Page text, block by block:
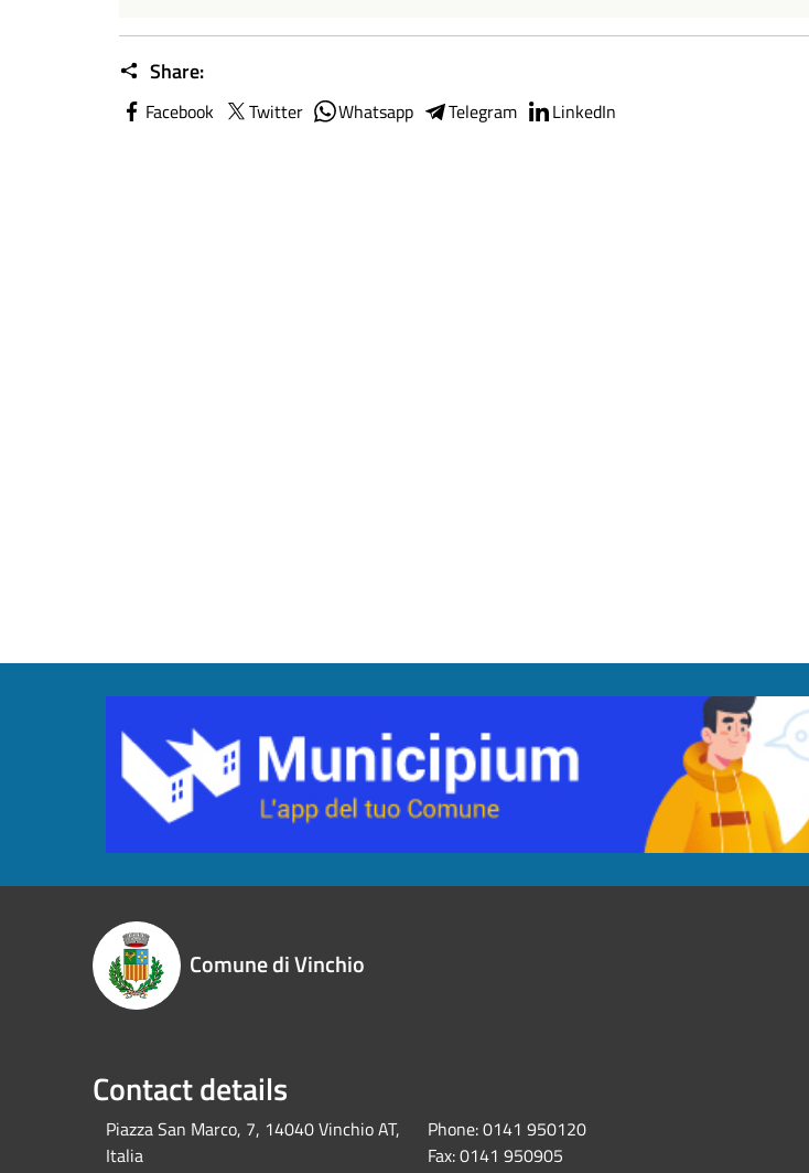
Share:
Facebook Twitter Whatsapp Telegram LinkedIn
Comune di Vinchio
Contact details
Piazza San Marco, 7, 14040 Vinchio AT,
Italia
Phone:0141 950120
Fax:0141 950905